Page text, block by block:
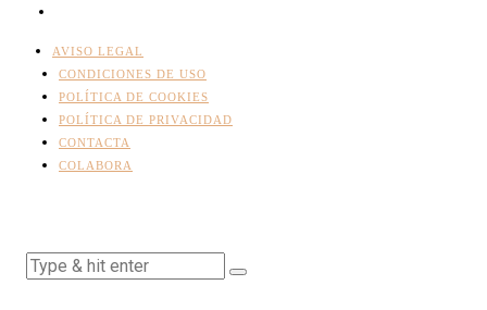
AVISO LEGAL
CONDICIONES DE USO
POLÍTICA DE COOKIES
POLÍTICA DE PRIVACIDAD
CONTACTA
COLABORA